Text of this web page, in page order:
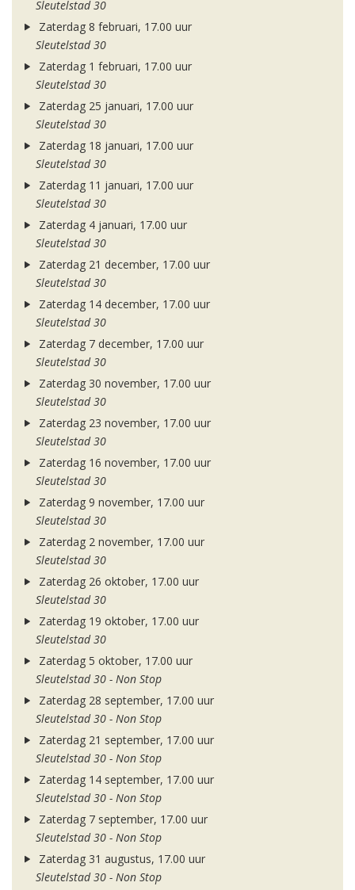
Sleutelstad 30
Zaterdag 8 februari, 17.00 uur
Sleutelstad 30
Zaterdag 1 februari, 17.00 uur
Sleutelstad 30
Zaterdag 25 januari, 17.00 uur
Sleutelstad 30
Zaterdag 18 januari, 17.00 uur
Sleutelstad 30
Zaterdag 11 januari, 17.00 uur
Sleutelstad 30
Zaterdag 4 januari, 17.00 uur
Sleutelstad 30
Zaterdag 21 december, 17.00 uur
Sleutelstad 30
Zaterdag 14 december, 17.00 uur
Sleutelstad 30
Zaterdag 7 december, 17.00 uur
Sleutelstad 30
Zaterdag 30 november, 17.00 uur
Sleutelstad 30
Zaterdag 23 november, 17.00 uur
Sleutelstad 30
Zaterdag 16 november, 17.00 uur
Sleutelstad 30
Zaterdag 9 november, 17.00 uur
Sleutelstad 30
Zaterdag 2 november, 17.00 uur
Sleutelstad 30
Zaterdag 26 oktober, 17.00 uur
Sleutelstad 30
Zaterdag 19 oktober, 17.00 uur
Sleutelstad 30
Zaterdag 5 oktober, 17.00 uur
Sleutelstad 30 - Non Stop
Zaterdag 28 september, 17.00 uur
Sleutelstad 30 - Non Stop
Zaterdag 21 september, 17.00 uur
Sleutelstad 30 - Non Stop
Zaterdag 14 september, 17.00 uur
Sleutelstad 30 - Non Stop
Zaterdag 7 september, 17.00 uur
Sleutelstad 30 - Non Stop
Zaterdag 31 augustus, 17.00 uur
Sleutelstad 30 - Non Stop